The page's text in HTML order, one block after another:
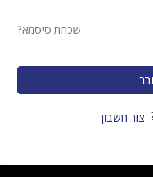
שכחת סיסמא?
צור חשבון